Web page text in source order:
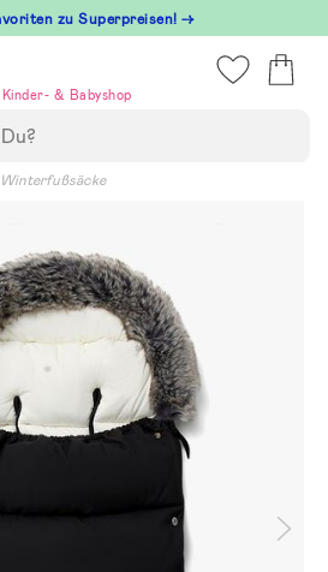
zu Superpreisen! →
& Babyshop
Winterfußsäcke